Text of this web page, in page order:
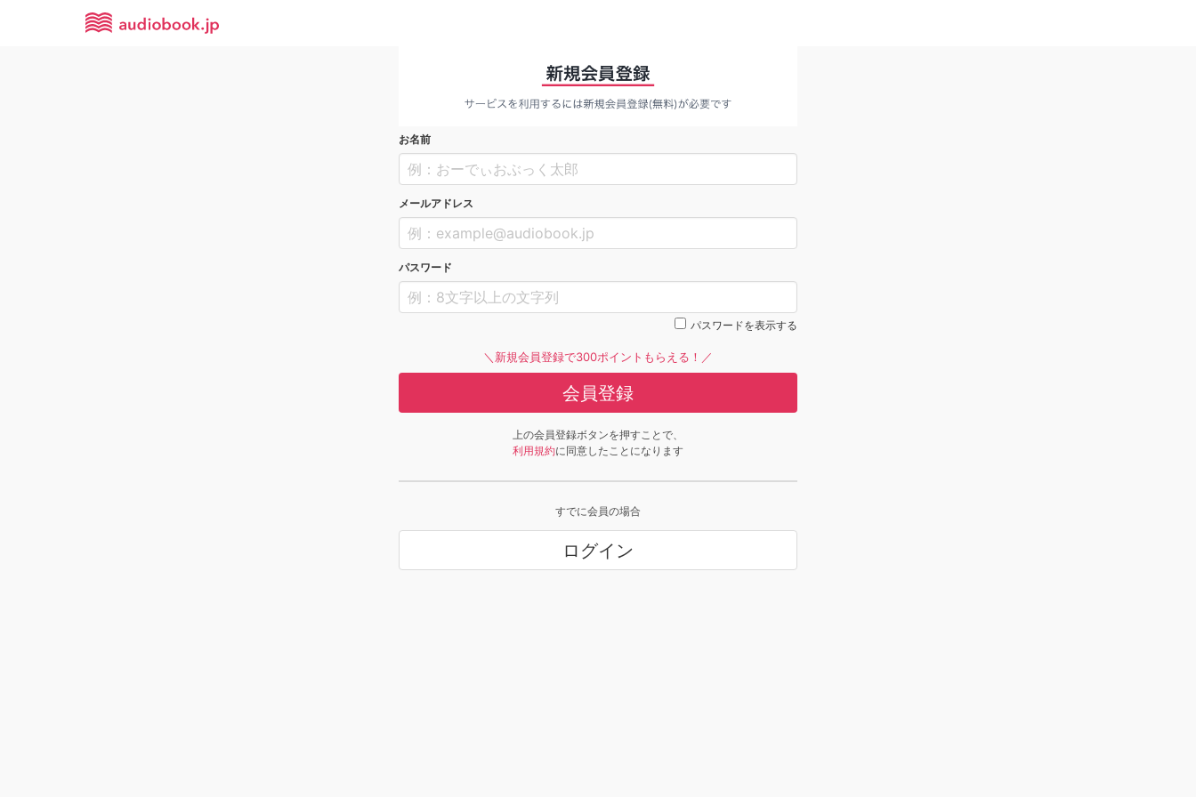
お名前
メールアドレス
パスワード
パスワードを表示する
＼新規会員登録で300ポイントもらえる！／
会員登録
上の会員登録ボタンを押すことで、
利用規約に同意したことになります
すでに会員の場合
ログイン